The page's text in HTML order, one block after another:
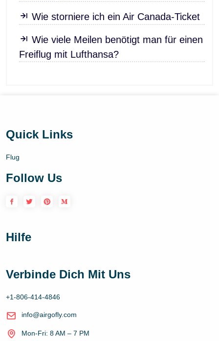
Wie storniere ich ein Air Canada-Ticket
Wie viele Meilen benötigt man für einen
Freiflug mit Lufthansa?
Quick Links
Flug
Follow Us
Hilfe
Verbinde Dich Mit Uns
+1-806-414-4846
info@airgofly.com
Mon-Fri: 8 AM – 7 PM